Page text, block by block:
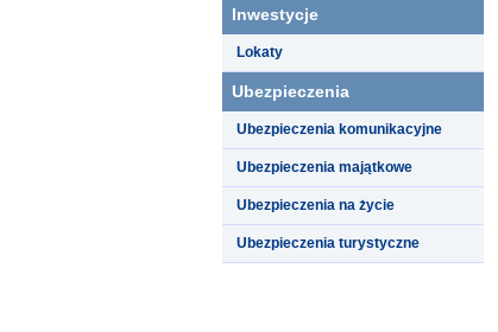
Inwestycje
Lokaty
Ubezpieczenia
Ubezpieczenia komunikacyjne
Ubezpieczenia majątkowe
Ubezpieczenia na życie
Ubezpieczenia turystyczne